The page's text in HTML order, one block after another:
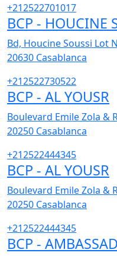
+212522701017
BCP - HOUCINE
Bd, Houcine Soussi Lot
20630 Casablanca
+212522730522
BCP - AL YOUSR
Boulevard Emile Zola &
20250 Casablanca
+212522444345
BCP - AL YOUSR
Boulevard Emile Zola &
20250 Casablanca
+212522444345
BCP -